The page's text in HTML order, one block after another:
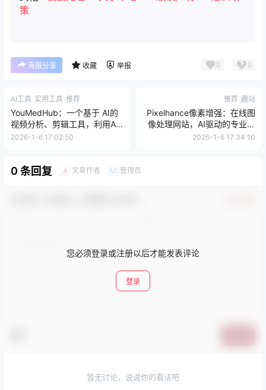
策
海报分享 收藏 举报 0 0
AI工具 实用工具 推荐
YouMedHub：一个基于 AI的
视频分析、剪辑工具，利用AI
快速分析生成视频脚本
2026-1-6 17:02:50
推荐 趣站
Pixelhance像素增强：在线图
像处理网站，AI驱动的专业级
背景去除， 图像裁切，添加水
2026-1-6 17:34:10
0 条回复 A 文章作者 M 管理员
您必须登录或注册以后才能发表评论
登录
暂无讨论，说说你的看法吧